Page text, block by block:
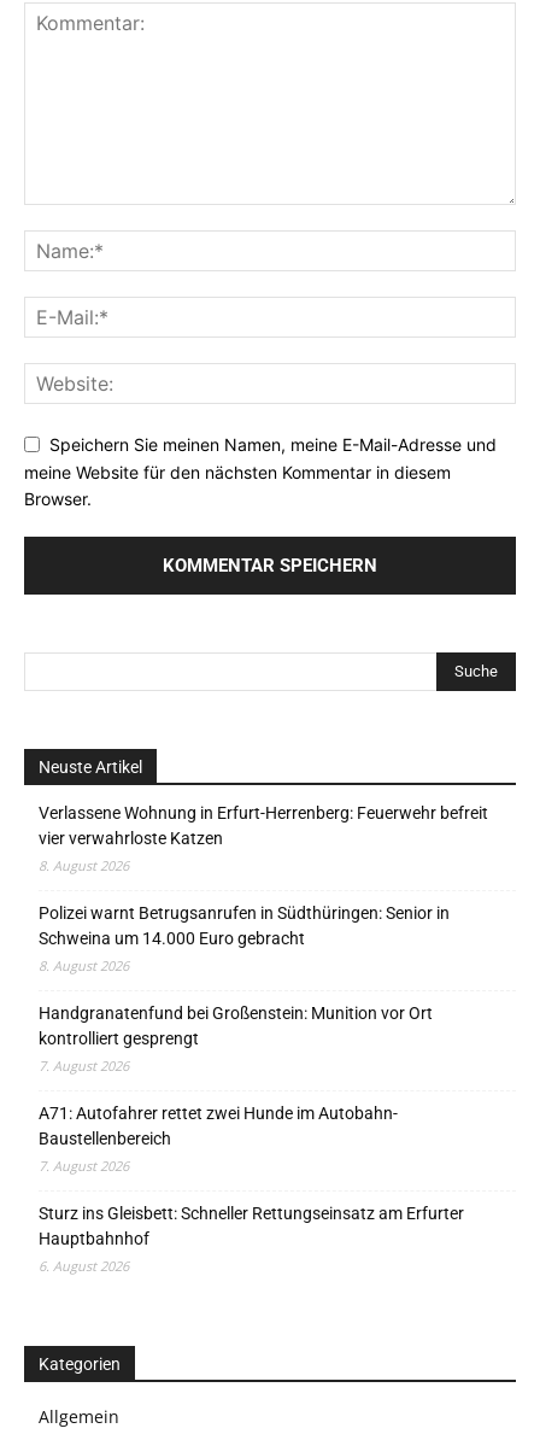
Speichern Sie meinen Namen, meine E-Mail-Adresse und
meine Website für den nächsten Kommentar in diesem
Browser.
Neuste Artikel
Verlassene Wohnung in Erfurt-Herrenberg: Feuerwehr befreit
vier verwahrloste Katzen
8. August 2026
Polizei warnt Betrugsanrufen in Südthüringen: Senior in
Schweina um 14.000 Euro gebracht
8. August 2026
Handgranatenfund bei Großenstein: Munition vor Ort
kontrolliert gesprengt
7. August 2026
A71: Autofahrer rettet zwei Hunde im Autobahn-
Baustellenbereich
7. August 2026
Sturz ins Gleisbett: Schneller Rettungseinsatz am Erfurter
Hauptbahnhof
6. August 2026
Kategorien
Allgemein